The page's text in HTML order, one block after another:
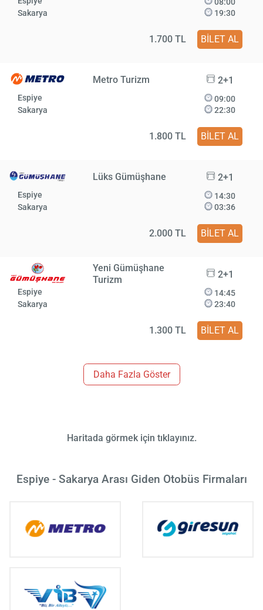
Sakarya
08:00
19:30
1.700 TL BİLET AL
Metro Turizm 2+1
Espiye
Sakarya
09:00
22:30
1.800 TL BİLET AL
Lüks Gümüşhane 2+1
Espiye
Sakarya
14:30
03:36
2.000 TL BİLET AL
Yeni Gümüşhane
Turizm
2+1
Espiye
Sakarya
14:45
23:40
1.300 TL BİLET AL
Daha Fazla Göster
Haritada görmek için tıklayınız.
Espiye - Sakarya Arası Giden Otobüs Firmaları